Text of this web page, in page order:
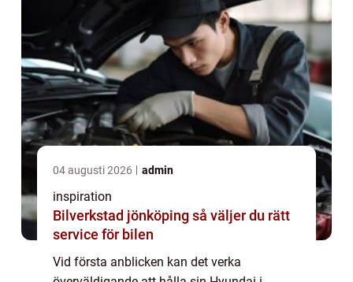
04 augusti 2026 admin
inspiration
Bilverkstad jönköping så väljer du rätt
service för bilen
Vid första anblicken kan det verka